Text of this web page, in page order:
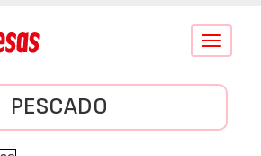
Conmutar
PESCADO